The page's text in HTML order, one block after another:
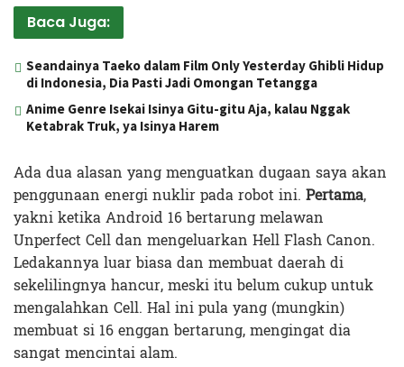
Baca Juga:
Seandainya Taeko dalam Film Only Yesterday Ghibli Hidup
di Indonesia, Dia Pasti Jadi Omongan Tetangga
Anime Genre Isekai Isinya Gitu-gitu Aja, kalau Nggak
Ketabrak Truk, ya Isinya Harem
Ada dua alasan yang menguatkan dugaan saya akan
penggunaan energi nuklir pada robot ini. Pertama,
yakni ketika Android 16 bertarung melawan
Unperfect Cell dan mengeluarkan Hell Flash Canon.
Ledakannya luar biasa dan membuat daerah di
sekelilingnya hancur, meski itu belum cukup untuk
mengalahkan Cell. Hal ini pula yang (mungkin)
membuat si 16 enggan bertarung, mengingat dia
sangat mencintai alam.